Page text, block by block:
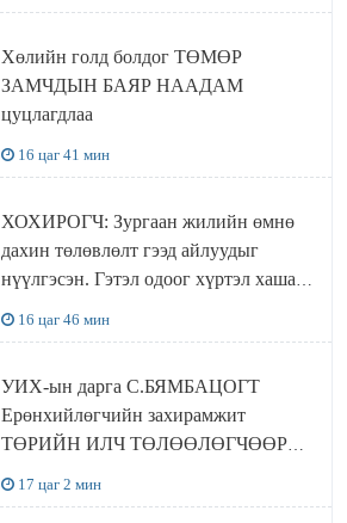
Хөлийн голд болдог ТӨМӨР
ЗАМЧДЫН БАЯР НААДАМ
цуцлагдлаа
16 цаг 41 мин
ХОХИРОГЧ: Зургаан жилийн өмнө
дахин төлөвлөлт гээд айлуудыг
нүүлгэсэн. Гэтэл одоог хүртэл хашаа
16 цаг 46 мин
УИХ-ын дарга С.БЯМБАЦОГТ
Ерөнхийлөгчийн захирамжит
ТӨРИЙН ИЛЧ ТӨЛӨӨЛӨГЧӨӨР
17 цаг 2 мин